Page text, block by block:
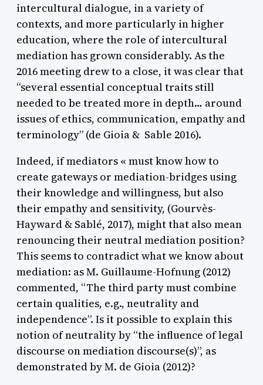
intercultural dialogue, in a variety of
contexts, and more particularly in higher
education, where the role of intercultural
mediation has grown considerably. As the
2016 meeting drew to a close, it was clear that
“several essential conceptual traits still
needed to be treated more in depth… around
issues of ethics, communication, empathy and
terminology” (de Gioia & Sable 2016).
Indeed, if mediators « must know how to
create gateways or mediation-bridges using
their knowledge and willingness, but also
their empathy and sensitivity, (Gourvès-
Hayward & Sablé, 2017), might that also mean
renouncing their neutral mediation position?
This seems to contradict what we know about
mediation: as M. Guillaume-Hofnung (2012)
commented, “The third party must combine
certain qualities, e.g., neutrality and
independence”. Is it possible to explain this
notion of neutrality by “the influence of legal
discourse on mediation discourse(s)”, as
demonstrated by M. de Gioia (2012)?